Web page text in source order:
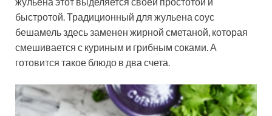
быстротой. Традиционный для жульена соус
бешамель здесь заменен жирной сметаной, которая
смешивается с куриным и грибным соками. А
готовится такое блюдо в два счета.